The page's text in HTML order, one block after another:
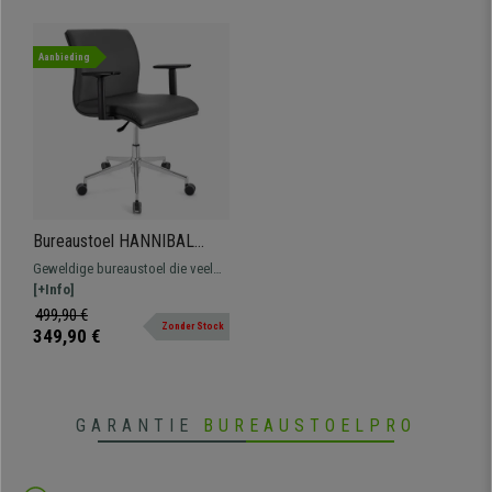
Aanbieding
Bureaustoel HANNIBAL
BASE PRO, Verstelbare
Armleuningen, in Grijs Leder
Geweldige bureaustoel die veel
comfort biedt tijdens het
dagelijkse gebruik. Verkrijgbaar in
verschillende kleuren en
[+Info]
499,90 €
349,90 € Zonder Stock
GARANTIE BUREAUSTOELPRO